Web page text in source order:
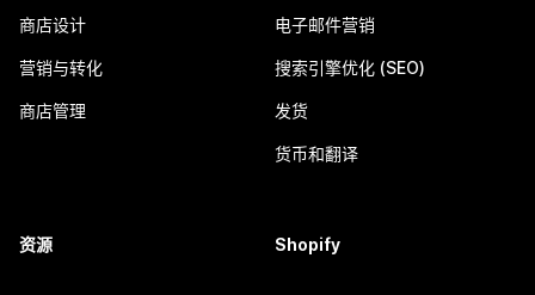
商店设计
营销与转化
商店管理
电子邮件营销
搜索引擎优化 (SEO)
发货
货币和翻译
资源 Shopify